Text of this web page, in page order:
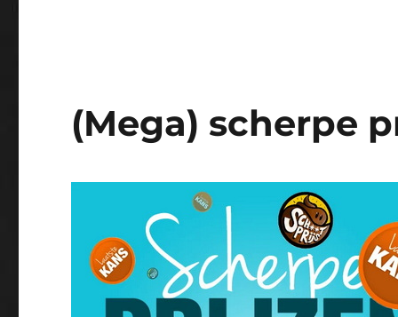
(Mega) scherpe